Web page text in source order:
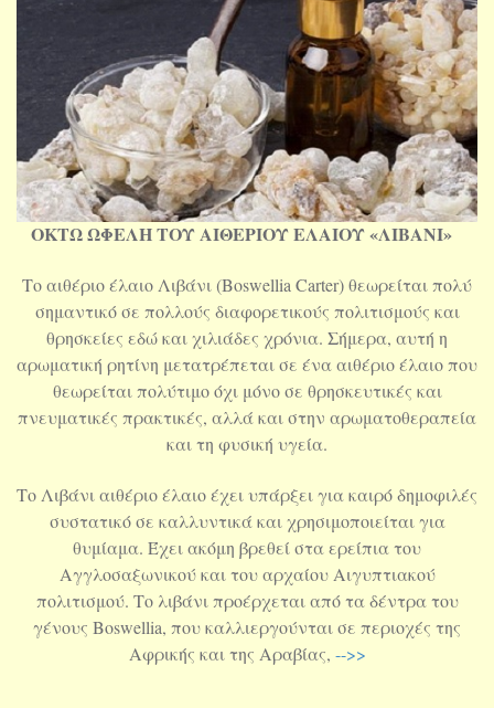
ΟΚΤΩ ΩΦΕΛΗ ΤΟΥ ΑΙΘΕΡΙΟΥ ΕΛΑΙΟΥ «ΛΙΒΑΝΙ»
Το αιθέριο έλαιο Λιβάνι (Boswellia Carter) θεωρείται πολύ
σημαντικό σε πολλούς διαφορετικούς πολιτισμούς και
θρησκείες εδώ και χιλιάδες χρόνια. Σήμερα, αυτή η
αρωματική ρητίνη μετατρέπεται σε ένα αιθέριο έλαιο που
θεωρείται πολύτιμο όχι μόνο σε θρησκευτικές και
πνευματικές πρακτικές, αλλά και στην αρωματοθεραπεία
και τη φυσική υγεία.
Το Λιβάνι αιθέριο έλαιο έχει υπάρξει για καιρό δημοφιλές
συστατικό σε καλλυντικά και χρησιμοποιείται για
θυμίαμα. Έχει ακόμη βρεθεί στα ερείπια του
Αγγλοσαξωνικού και του αρχαίου Αιγυπτιακού
πολιτισμού. Το λιβάνι προέρχεται από τα δέντρα του
γένους Boswellia, που καλλιεργούνται σε περιοχές της
Αφρικής και της Αραβίας, -->>